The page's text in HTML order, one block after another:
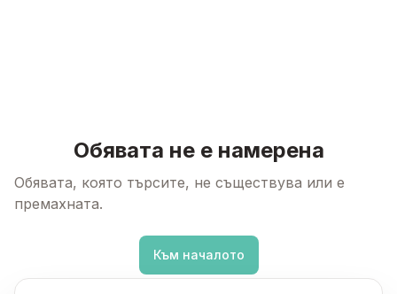
Обявата не е намерена
Обявата, която търсите, не съществува или е
премахната.
Към началото